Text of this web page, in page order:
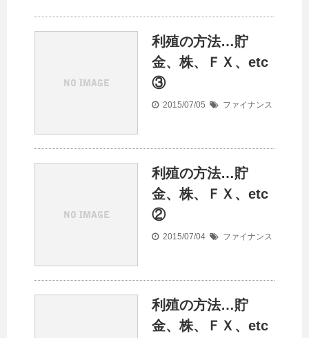
利殖の方法…貯
金、株、ＦＸ、etc
③
2015/07/05 ファイナンス
利殖の方法…貯
金、株、ＦＸ、etc
②
2015/07/04 ファイナンス
利殖の方法…貯
金、株、ＦＸ、etc